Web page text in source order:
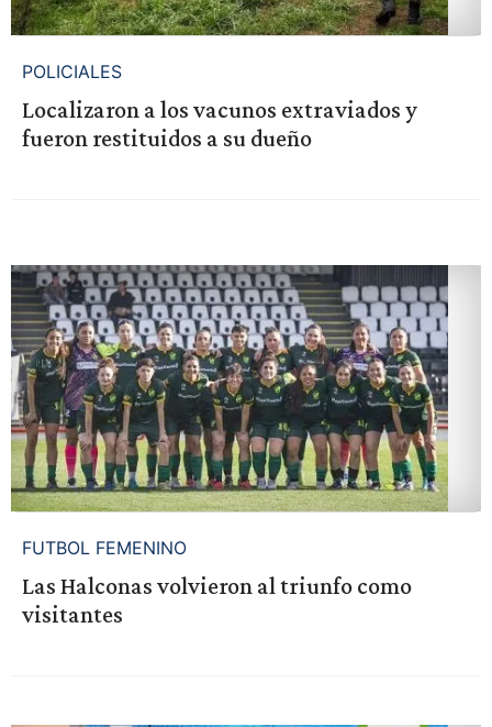
POLICIALES
Localizaron a los vacunos extraviados y
fueron restituidos a su dueño
FUTBOL FEMENINO
Las Halconas volvieron al triunfo como
visitantes